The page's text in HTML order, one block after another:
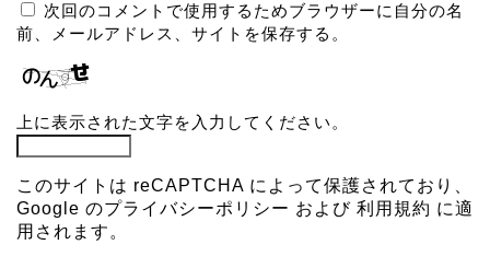
次回のコメントで使用するためブラウザーに自分の名
前、メールアドレス、サイトを保存する。
上に表示された文字を入力してください。
このサイトは reCAPTCHA によって保護されており、
Google のプライバシーポリシー および 利用規約 に適
用されます。